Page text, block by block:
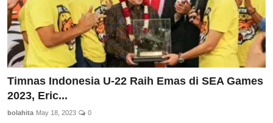
Timnas Indonesia U-22 Raih Emas di SEA Games
2023, Eric...
bolahita May 18, 2023 0